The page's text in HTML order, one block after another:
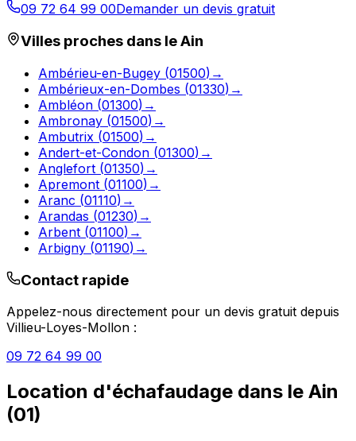
09 72 64 99 00Demander un devis gratuit
Villes proches dans leAin
Ambérieu-en-Bugey (01500) →
Ambérieux-en-Dombes (01330) →
Ambléon (01300) →
Ambronay (01500) →
Ambutrix (01500) →
Andert-et-Condon (01300) →
Anglefort (01350) →
Apremont (01100) →
Aranc (01110) →
Arandas (01230) →
Arbent (01100) →
Arbigny (01190) →
Contact rapide
Appelez-nous directement pour un devis gratuit depuis
Villieu-Loyes-Mollon :
09 72 64 99 00
Location d'échafaudage dans le Ain
(01)